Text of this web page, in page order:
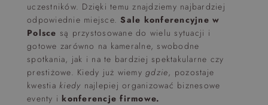
uczestników. Dzięki temu znajdziemy najbardziej
odpowiednie miejsce. Sale konferencyjne w
Polsce są przystosowane do wielu sytuacji i
gotowe zarówno na kameralne, swobodne
spotkania, jak i na te bardziej spektakularne czy
prestiżowe. Kiedy już wiemy gdzie, pozostaje
kwestia kiedy najlepiej organizować biznesowe
eventy i konferencje firmowe.